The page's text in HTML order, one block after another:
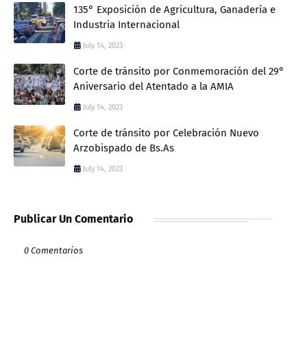
135° Exposición de Agricultura, Ganadería e
Industria Internacional
July 14, 2023
Corte de tránsito por Conmemoración del 29°
Aniversario del Atentado a la AMIA
July 14, 2023
Corte de tránsito por Celebración Nuevo
Arzobispado de Bs.As
July 14, 2023
Publicar Un Comentario
0 Comentarios